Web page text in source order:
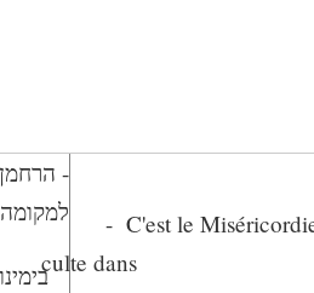
- C'est le
culte dans
-